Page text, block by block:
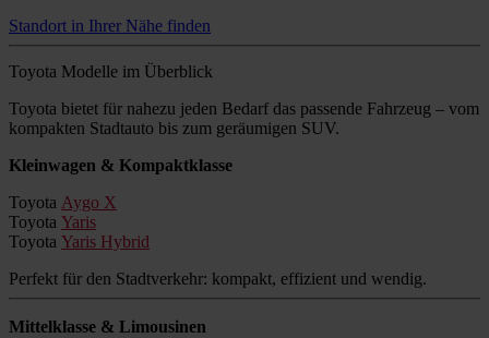
Standort in Ihrer Nähe finden
Toyota Modelle im Überblick
Toyota bietet für nahezu jeden Bedarf das passende Fahrzeug – vom
kompakten Stadtauto bis zum geräumigen SUV.
Kleinwagen & Kompaktklasse
Toyota Aygo X
Toyota Yaris
Toyota Yaris Hybrid
Perfekt für den Stadtverkehr: kompakt, effizient und wendig.
Mittelklasse & Limousinen